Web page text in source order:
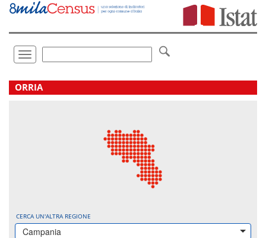
Vai
direttamente
Toggle
navigation
.
ORRIA
CERCA UN'ALTRA REGIONE
Campania